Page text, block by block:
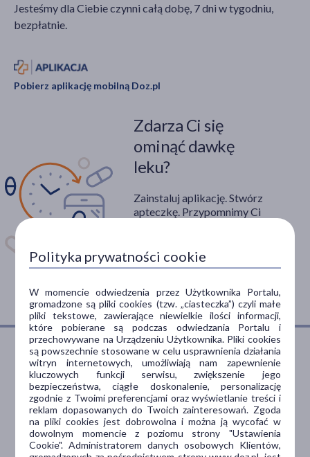
Jesteśmy dla Ciebie czynni całą dobę, 7 dni w tygodniu,
bezpłatnie.
Pobierz aplikację mobilną Doz.pl
Zdarza Ci się
ominąć dawkę
leku?
Zainstaluj aplikację. Stwórz
apteczkę. Przypomnimy Ci
Dostępna w
Dlaczego DOZ.pl
Niższe koszta leczenia
Polityka prywatności cookie
W momencie odwiedzenia przez Użytkownika Portalu,
gromadzone są pliki cookies (tzw. „ciasteczka”) czyli małe
pliki tekstowe, zawierające niewielkie ilości informacji,
które pobierane są podczas odwiedzania Portalu i
przechowywane na Urządzeniu Użytkownika. Pliki cookies
są powszechnie stosowane w celu usprawnienia działania
witryn internetowych, umożliwiają nam zapewnienie
kluczowych funkcji serwisu, zwiększenie jego
bezpieczeństwa, ciągłe doskonalenie, personalizację
zgodnie z Twoimi preferencjami oraz wyświetlanie treści i
reklam dopasowanych do Twoich zainteresowań. Zgoda
na pliki cookies jest dobrowolna i można ją wycofać w
dowolnym momencie z poziomu strony "Ustawienia
Cookie". Administratorem danych osobowych Klientów,